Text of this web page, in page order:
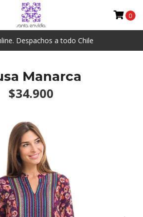
Despachos a todo Chile
0
Manarca
$34.900